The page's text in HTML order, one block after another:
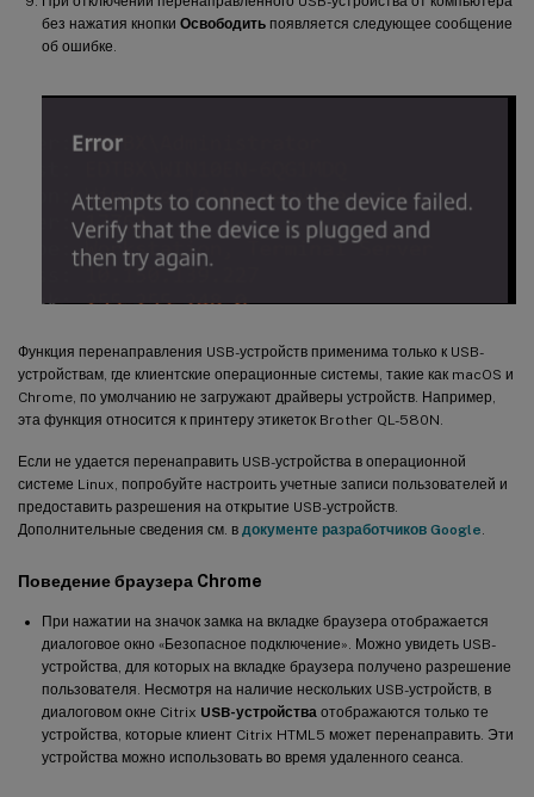
без нажатия кнопки Освободить появляется следующее сообщение
об ошибке.
Функция перенаправления USB-устройств применима только к USB-
устройствам, где клиентские операционные системы, такие как macOS и
Chrome, по умолчанию не загружают драйверы устройств. Например,
эта функция относится к принтеру этикеток Brother QL-580N.
Если не удается перенаправить USB-устройства в операционной
системе Linux, попробуйте настроить учетные записи пользователей и
предоставить разрешения на открытие USB-устройств.
Дополнительные сведения см. в документе разработчиков Google.
Поведение браузера Chrome
При нажатии на значок замка на вкладке браузера отображается
диалоговое окно «Безопасное подключение». Можно увидеть USB-
устройства, для которых на вкладке браузера получено разрешение
пользователя. Несмотря на наличие нескольких USB-устройств, в
диалоговом окне Citrix USB-устройства отображаются только те
устройства, которые клиент Citrix HTML5 может перенаправить. Эти
устройства можно использовать во время удаленного сеанса.